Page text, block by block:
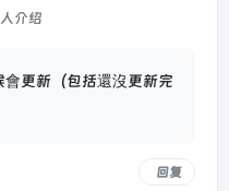
介绍
更新（包括還沒更新完
回复